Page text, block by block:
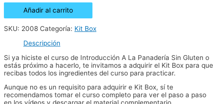
KIT
A
Panadería
Gluten
-
Adquiere
los
ingredientes
cantidad
Añadir al carrito
SKU: 2008 Categoría: Kit Box
Descripción
Si ya hiciste el curso de Introducción A La Panadería Sin Gluten o
estás próximo a hacerlo, te invitamos a adquirir el Kit Box para que
recibas todos los ingredientes del curso para practicar.
Aunque no es un requisito para adquirir e Kit Box, sí te
recomendamos tomar el curso completo para ver el paso a paso